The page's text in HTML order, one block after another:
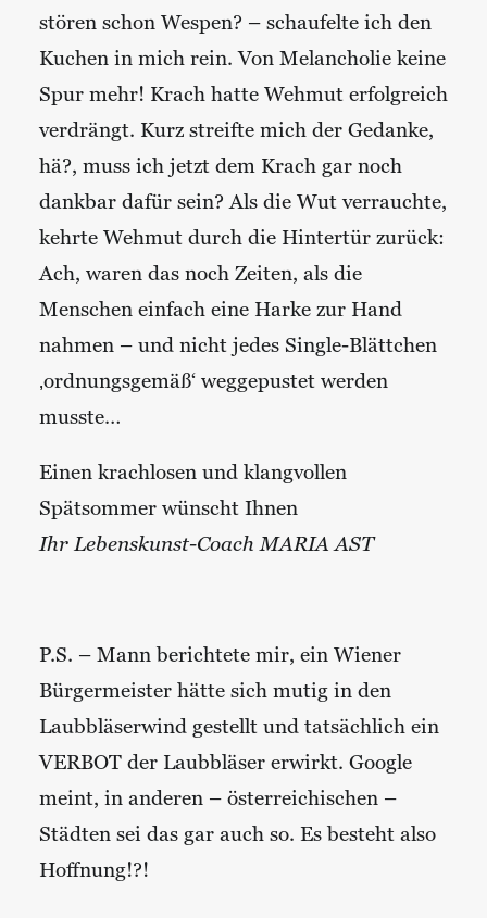
stören schon Wespen? – schaufelte ich den
Kuchen in mich rein. Von Melancholie keine
Spur mehr! Krach hatte Wehmut erfolgreich
verdrängt. Kurz streifte mich der Gedanke,
hä?, muss ich jetzt dem Krach gar noch
dankbar dafür sein? Als die Wut verrauchte,
kehrte Wehmut durch die Hintertür zurück:
Ach, waren das noch Zeiten, als die
Menschen einfach eine Harke zur Hand
nahmen – und nicht jedes Single-Blättchen
‚ordnungsgemäß‘ weggepustet werden
musste…
Einen krachlosen und klangvollen
Spätsommer wünscht Ihnen
Ihr Lebenskunst-Coach MARIA AST
P.S. – Mann berichtete mir, ein Wiener
Bürgermeister hätte sich mutig in den
Laubbläserwind gestellt und tatsächlich ein
VERBOT der Laubbläser erwirkt. Google
meint, in anderen – österreichischen –
Städten sei das gar auch so. Es besteht also
Hoffnung!?!